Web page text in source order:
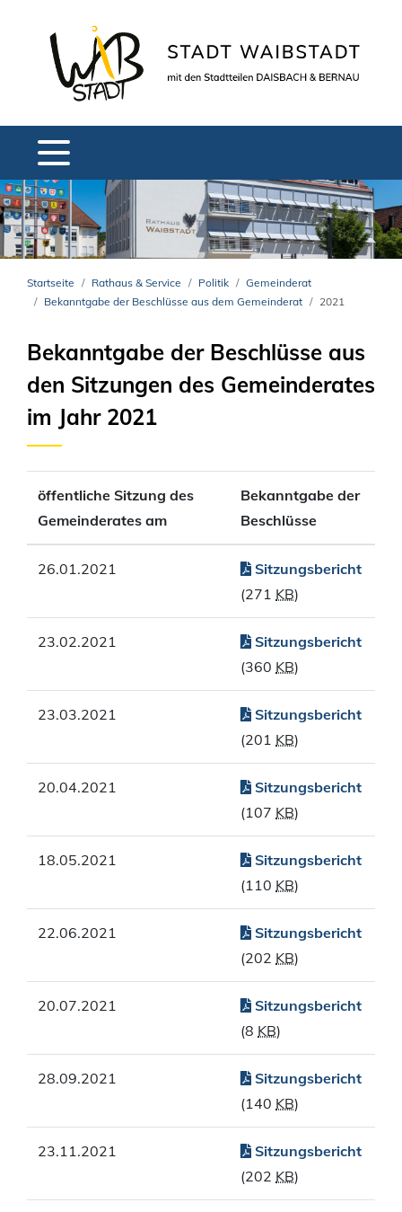
Startseite Rathaus & Service Politik
Gemeinderat
Bekanntgabe der Beschlüsse aus dem Gemeinderat
2021
Bekanntgabe der Beschlüsse aus
den Sitzungen des Gemeinderates
im Jahr 2021
öffentliche Sitzung des
Gemeinderates am
Bekanntgabe der
Beschlüsse
26.01.2021
Sitzungsbericht
(271 KB)
23.02.2021
Sitzungsbericht
(360 KB)
23.03.2021
Sitzungsbericht
(201 KB)
20.04.2021
Sitzungsbericht
(107 KB)
18.05.2021
Sitzungsbericht
(110 KB)
22.06.2021
Sitzungsbericht
(202 KB)
20.07.2021
Sitzungsbericht
(8 KB)
28.09.2021
Sitzungsbericht
(140 KB)
23.11.2021
Sitzungsbericht
(202 KB)